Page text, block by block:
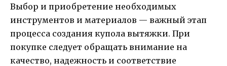
Выбор и приобретение необходимых
инструментов и материалов — важный этап
процесса создания купола вытяжки. При
покупке следует обращать внимание на
качество, надежность и соответствие